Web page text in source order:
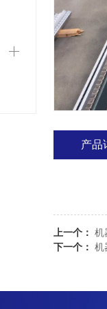
产品
上一个： 机
下一个： 机